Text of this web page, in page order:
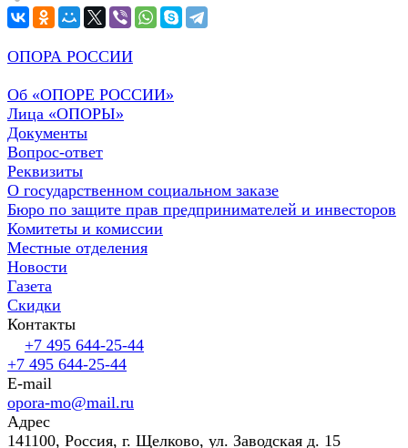
ОПОРА РОССИИ
Об «ОПОРЕ РОССИИ»
Лица «ОПОРЫ»
Документы
Вопрос-ответ
Реквизиты
О государственном социальном заказе
Бюро по защите прав предпринимателей и инвесторов
Комитеты и комиссии
Местные отделения
Новости
Газета
Скидки
Контакты
+7 495 644-25-44
+7 495 644-25-44
E-mail
opora-mo@mail.ru
Адрес
141100, Россия, г. Щелково, ул. Заводская д. 15